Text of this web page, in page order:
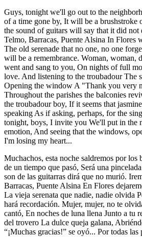
Guys, tonight we'll go out to the
of a time gone by, It will be a brushstroke
the sound of guitars will say that it did not
Telmo, Barracas, Puente Alsina In Flores
The old serenade that no one, no one
will be a remembrance. Woman, woman,
went and sang to you, On nights of full
love. And listening to the troubadour The
Opening the window A "Thank you very
Throughout the parishes the balconies
the troubadour boy, If it seems that
speaking As if asking, perhaps, for the
tonight, boys, I invite you We'll put in the
emotion, And seeing that the windows,
I'm losing my heart...
Muchachos, esta noche saldremos por los
de un tiempo que pasó, Será una
son de las guitarras dirá que no murió.
Barracas, Puente Alsina En Flores
La vieja serenata que nadie, nadie olvida
hará recordación. Mujer, mujer, no te
cantó, En noches de luna llena Junto a tu
del trovero La dulce queja galana,
“¡Muchas gracias!” se oyó... Por todas